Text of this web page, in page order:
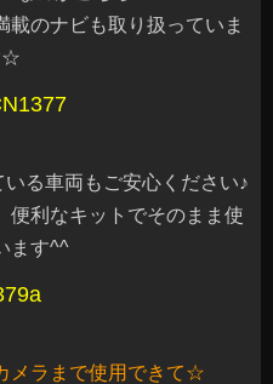
載のナビも取り扱っていま
☆
る車両もご安心ください♪
便利なキットでそのまま使
ます^^
メラまで使用できて☆